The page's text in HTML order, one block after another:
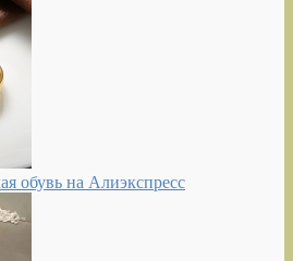
обувь на Алиэкспресс